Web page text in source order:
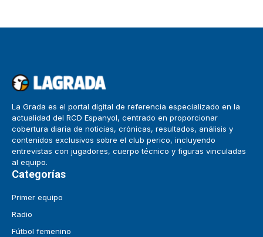
La Grada es el portal digital de referencia especializado en la
actualidad del RCD Espanyol, centrado en proporcionar
cobertura diaria de noticias, crónicas, resultados, análisis y
contenidos exclusivos sobre el club perico, incluyendo
entrevistas con jugadores, cuerpo técnico y figuras vinculadas
al equipo.
Categorías
Primer equipo
Radio
Fútbol femenino